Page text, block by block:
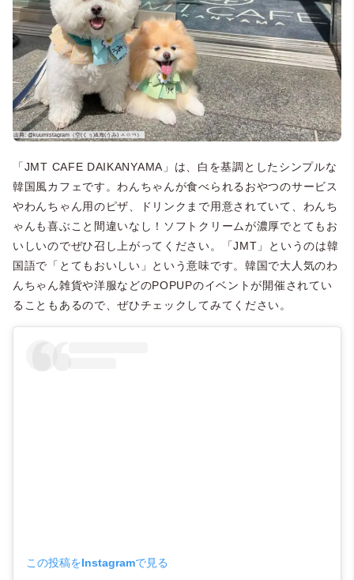
「JMT CAFE DAIKANYAMA」は、白を基調としたシンプルな
韓国風カフェです。わんちゃんが食べられるおやつのサービス
やわんちゃん用のピザ、ドリンクまで用意されていて、わんち
ゃんも喜ぶこと間違いなし！ソフトクリームが濃厚でとてもお
いしいのでぜひ召し上がってください。「JMT」というのは韓
国語で「とてもおいしい」という意味です。韓国で大人気のわ
んちゃん雑貨や洋服などのPOPUPのイベントが開催されてい
ることもあるので、ぜひチェックしてみてください。
この投稿をInstagramで見る